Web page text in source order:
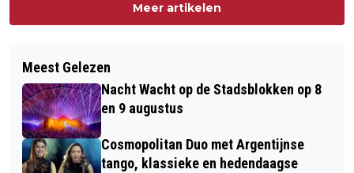
Meer artikelen
Meest Gelezen
Nacht Wacht op de Stadsblokken op 8
en 9 augustus
Cosmopolitan Duo met Argentijnse
tango, klassieke en hedendaagse